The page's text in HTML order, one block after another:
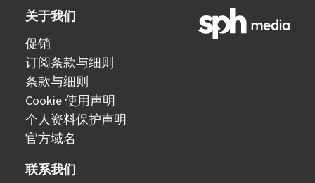
关于我们
促销
订阅条款与细则
条款与细则
Cookie 使用声明
个人资料保护声明
官方域名
联系我们